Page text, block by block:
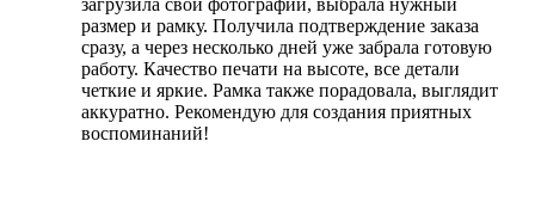
размер и рамку. Получила подтверждение заказа
сразу, а через несколько дней уже забрала готовую
работу. Качество печати на высоте, все детали
четкие и яркие. Рамка также порадовала, выглядит
аккуратно. Рекомендую для создания приятных
воспоминаний!